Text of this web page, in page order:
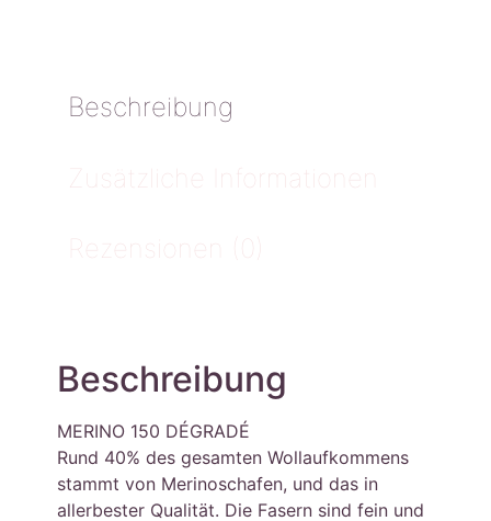
Beschreibung
Zusätzliche Informationen
Rezensionen (0)
Beschreibung
MERINO 150 DÉGRADÉ
Rund 40% des gesamten Wollaufkommens
stammt von Merinoschafen, und das in
allerbester Qualität. Die Fasern sind fein und